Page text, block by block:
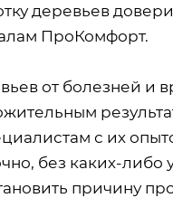
деревьев
ПроКомфорт.
от болезней и
с их
без каких-либо
причину